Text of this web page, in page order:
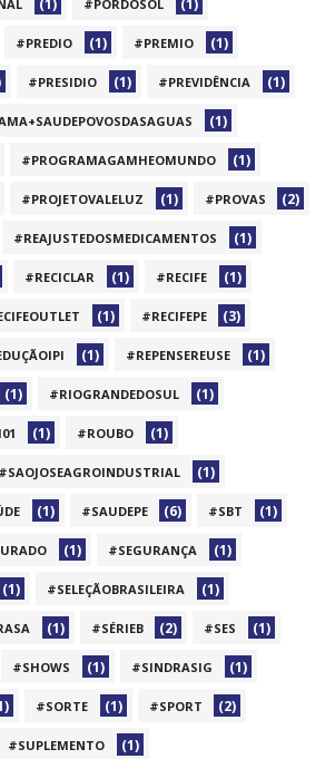
#PÔRDOSOL
#PREDIO (1) #PREMIO (1)
#PRESIDIO (1) #PREVIDÊNCIA (1)
(1)
#PROGRAMAGAMHEOMUNDO (1)
#PROJETOVALELUZ (1) #PROVAS (2)
#REAJUSTEDOSMEDICAMENTOS (1)
#RECICLAR (1) #RECIFE (1)
(1) #RECIFEPE (3)
(1) #REPENSEREUSE (1)
(1) #RIOGRANDEDOSUL (1)
(1) #ROUBO (1)
#SAOJOSEAGROINDUSTRIAL (1)
(1) #SAUDEPE (6) #SBT (1)
(1) #SEGURANÇA (1)
(1) #SELEÇÃOBRASILEIRA (1)
(1) #SÉRIEB (2) #SES (1)
#SHOWS (1) #SINDRASIG (1)
#SORTE (1) #SPORT (2)
#SUPLEMENTO (1)